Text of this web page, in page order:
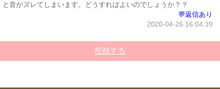
と音がズレてしまいます。どうすればよいのでしょうか？？
💬返信あり
2020-04-26 16:04:39
投稿する